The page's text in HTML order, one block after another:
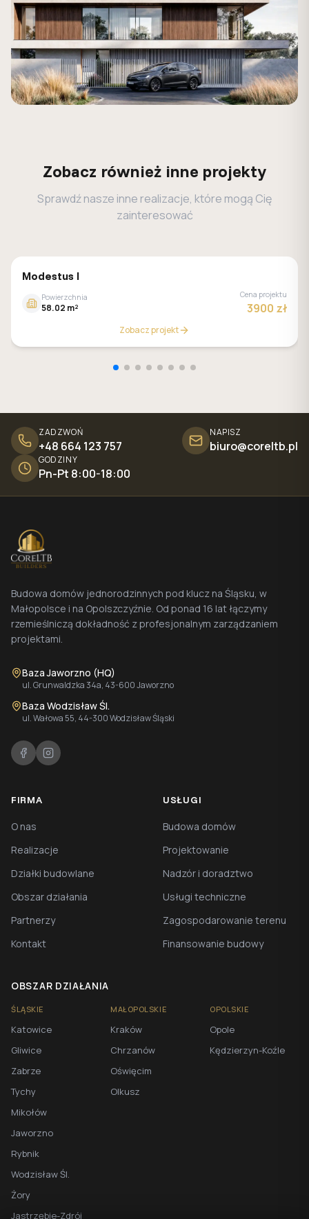
Zobacz również inne projekty
Sprawdź nasze inne realizacje, które mogą Cię
zainteresować
MALACHIT
Modestus I
Powierzchnia
58.02 m²
Cena projektu
3900 zł
Zobacz projekt
ZADZWOŃ
+48 664 123 757
NAPISZ
biuro@coreltb.pl
GODZINY
Pn-Pt 8:00-18:00
Budowa domów jednorodzinnych pod klucz na Śląsku, w
Małopolsce i na Opolszczyźnie. Od ponad 16 lat łączymy
rzemieślniczą dokładność z profesjonalnym zarządzaniem
projektami.
Baza Jaworzno (HQ)
ul. Grunwaldzka 34a, 43-600 Jaworzno
Baza Wodzisław Śl.
ul. Wałowa 55, 44-300 Wodzisław Śląski
FIRMA
O nas
Realizacje
Działki budowlane
Obszar działania
Partnerzy
Kontakt
USŁUGI
Budowa domów
Projektowanie
Nadzór i doradztwo
Usługi techniczne
Zagospodarowanie terenu
Finansowanie budowy
OBSZAR DZIAŁANIA
ŚLĄSKIE
Katowice
Gliwice
Zabrze
Tychy
Mikołów
Jaworzno
Rybnik
Wodzisław Śl.
Żory
Jastrzębie-Zdrój
MAŁOPOLSKIE
Kraków
Chrzanów
Oświęcim
Olkusz
OPOLSKIE
Opole
Kędzierzyn-Koźle